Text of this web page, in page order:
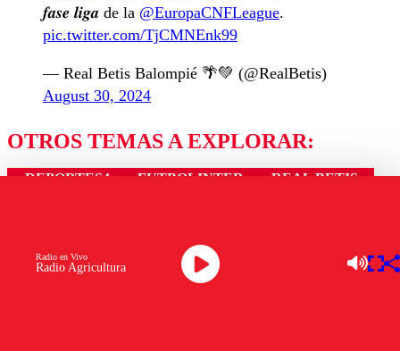
𝒇𝒂𝒔𝒆 𝒍𝒊𝒈𝒂 de la @EuropaCNFLeague.
pic.twitter.com/TjCMNEnk99
— Real Betis Balompié 🌴💚 (@RealBetis)
August 30, 2024
OTROS TEMAS A EXPLORAR:
DEPORTES4 FUTBOLINTER REAL BETIS
Los comentarios son moderados para garantizar un
LAS MÁS LEÍDAS
Radio Agricultura
Radio en Vivo